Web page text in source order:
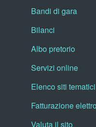
Bandi di gara
Bilanci
Albo pretorio
Servizi online
Elenco siti tematici
Fatturazione
Valuta il sito